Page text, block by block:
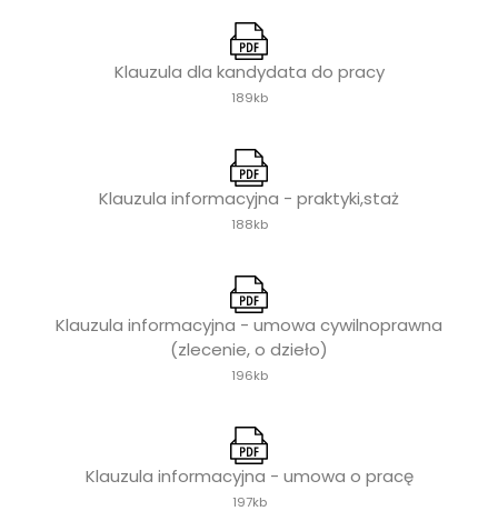
Klauzula dla kandydata do pracy
189kb
Klauzula informacyjna - praktyki,staż
188kb
Klauzula informacyjna - umowa cywilnoprawna
(zlecenie, o dzieło)
196kb
Klauzula informacyjna - umowa o pracę
197kb